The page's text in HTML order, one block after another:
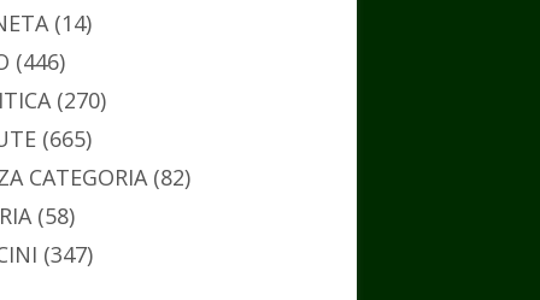
(14)
(446)
(270)
(665)
CATEGORIA(82)
(58)
(347)